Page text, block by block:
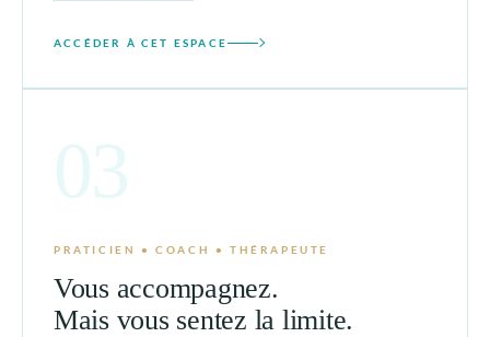
ACCÉDER À CET ESPACE
PRATICIEN • COACH • THÉRAPEUTE
Vous accompagnez.
Mais vous sentez la limite.